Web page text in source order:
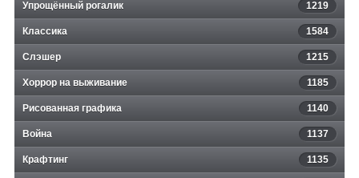
Упрощённый рогалик 1219
Классика 1584
Слэшер 1215
Хоррор на выживание 1185
Рисованная графика 1140
Война 1137
Крафтинг 1135